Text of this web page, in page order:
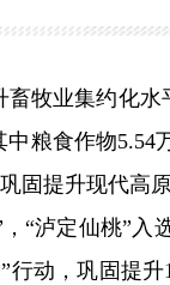
牧业集约化
粮食作物
固提升现代
“泸定仙桃”
行动，巩固提